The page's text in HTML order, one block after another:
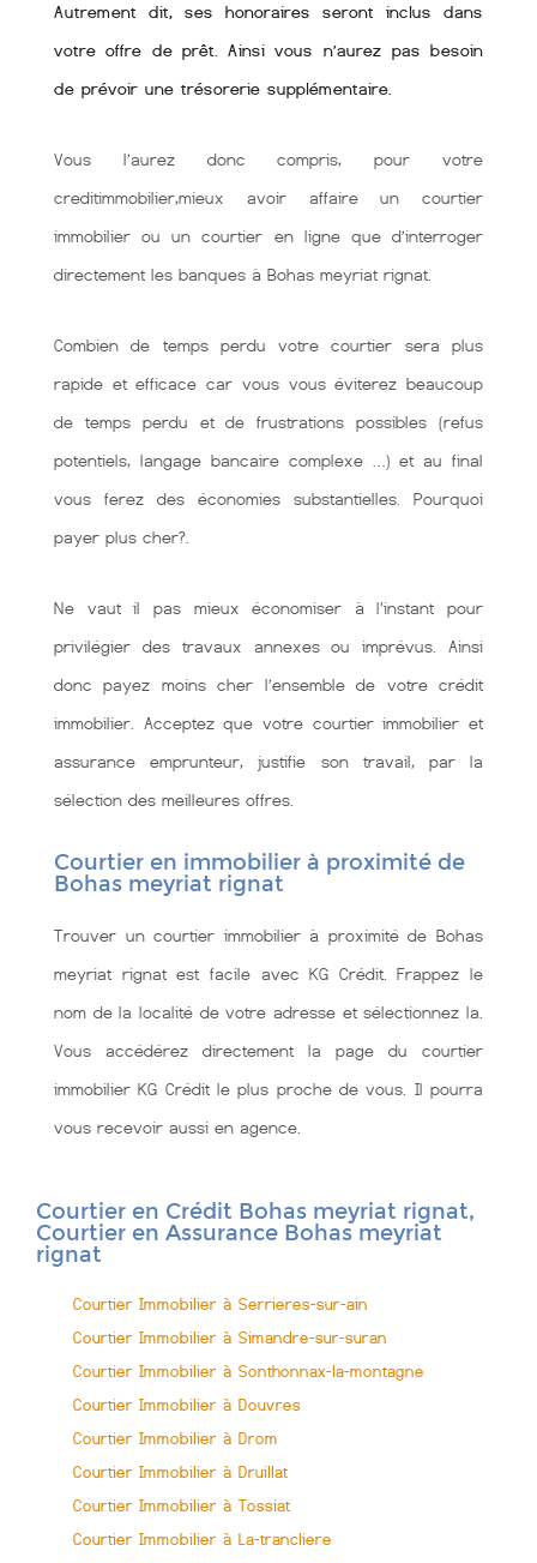
Autrement dit, ses honoraires seront inclus dans
votre offre de prêt. Ainsi vous n’aurez pas besoin
de prévoir une trésorerie supplémentaire.
Vous l’aurez donc compris, pour votre
creditimmobilier,mieux avoir affaire un courtier
immobilier ou un courtier en ligne que d’interroger
directement les banques à Bohas meyriat rignat.
Combien de temps perdu votre courtier sera plus
rapide et efficace car vous vous éviterez beaucoup
de temps perdu et de frustrations possibles (refus
potentiels, langage bancaire complexe …) et au final
vous ferez des économies substantielles. Pourquoi
payer plus cher?.
Ne vaut il pas mieux économiser à l'instant pour
privilégier des travaux annexes ou imprévus. Ainsi
donc payez moins cher l’ensemble de votre crédit
immobilier. Acceptez que votre courtier immobilier et
assurance emprunteur, justifie son travail, par la
sélection des meilleures offres.
Courtier en immobilier à proximité de
Bohas meyriat rignat
Trouver un courtier immobilier à proximité de Bohas
meyriat rignat est facile avec KG Crédit. Frappez le
nom de la localité de votre adresse et sélectionnez la.
Vous accédérez directement la page du courtier
immobilier KG Crédit le plus proche de vous. Il pourra
vous recevoir aussi en agence.
Courtier en Crédit Bohas meyriat rignat,
Courtier en Assurance Bohas meyriat
rignat
Courtier Immobilier à Serrieres-sur-ain
Courtier Immobilier à Simandre-sur-suran
Courtier Immobilier à Sonthonnax-la-montagne
Courtier Immobilier à Douvres
Courtier Immobilier à Drom
Courtier Immobilier à Druillat
Courtier Immobilier à Tossiat
Courtier Immobilier à La-trancliere